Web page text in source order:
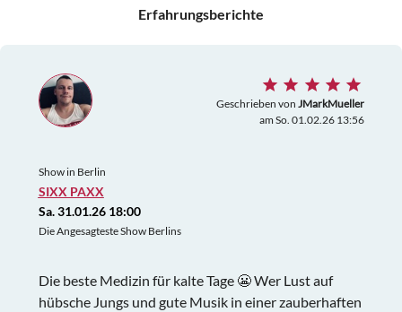
Erfahrungsberichte
Geschrieben von JMarkMueller
am So. 01.02.26 13:56
Show in Berlin
SIXX PAXX
Sa. 31.01.26 18:00
Die Angesagteste Show Berlins
Die beste Medizin für kalte Tage 😬 Wer Lust auf
hübsche Jungs und gute Musik in einer zauberhaften